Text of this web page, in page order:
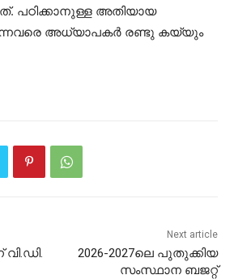
പഠിക്കാനുള്ള അതിയായ
അധ്യാപകർ രണ്ടു കയ്യും
Next article
2026-2027ലെ പുതുക്കിയ
സംസ്ഥാന ബജറ്റ്